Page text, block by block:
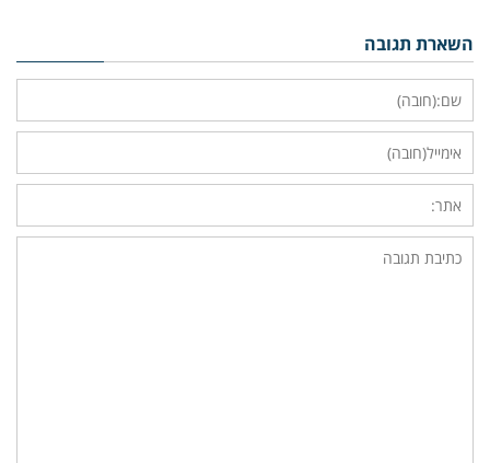
השארת תגובה